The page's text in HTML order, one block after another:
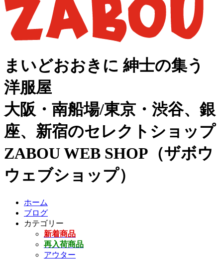
まいどおおきに 紳士の集う
洋服屋
大阪・南船場/東京・渋谷、銀
座、新宿のセレクトショップ
ZABOU WEB SHOP（ザボウ
ウェブショップ）
ホーム
ブログ
カテゴリー
新着商品
再入荷商品
アウター